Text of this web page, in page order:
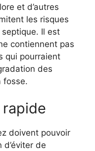
et d’autres
les risques
Il est
contiennent pas
qui pourraient
des
fosse.
doivent pouvoir
de